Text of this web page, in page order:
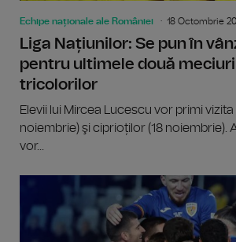
Echipe naționale ale României 18 Octombrie
Liga Națiunilor: Se pun în
pentru ultimele două
tricolorilor
Elevii lui Mircea Lucescu vor primi
noiembrie) şi ciprioților (18 noiembrie).
vor...